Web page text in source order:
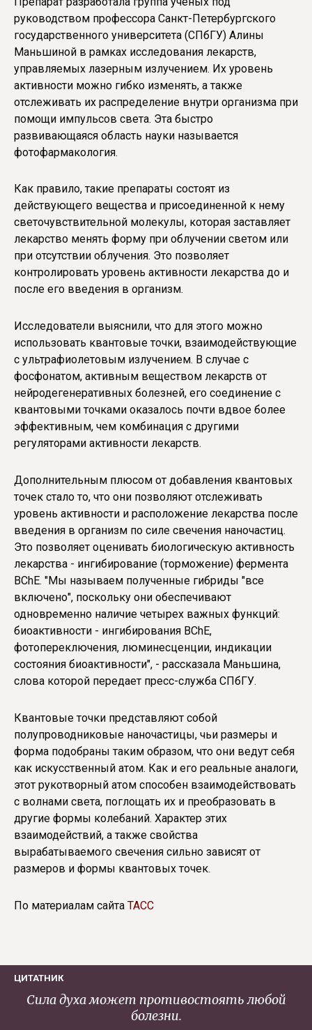
руководством профессора Санкт-Петербургского
государственного университета (СПбГУ) Алины
Маньшиной в рамках исследования лекарств,
управляемых лазерным излучением. Их уровень
активности можно гибко изменять, а также
отслеживать их распределение внутри организма при
помощи импульсов света. Эта быстро
развивающаяся область науки называется
фотофармакология.
Как правило, такие препараты состоят из
действующего вещества и присоединенной к нему
светочувствительной молекулы, которая заставляет
лекарство менять форму при облучении светом или
при отсутствии облучения. Это позволяет
контролировать уровень активности лекарства до и
после его введения в организм.
Исследователи выяснили, что для этого можно
использовать квантовые точки, взаимодействующие
с ультрафиолетовым излучением. В случае с
фосфонатом, активным веществом лекарств от
нейродегенеративных болезней, его соединение с
квантовыми точками оказалось почти вдвое более
эффективным, чем комбинация с другими
регуляторами активности лекарств.
Дополнительным плюсом от добавления квантовых
точек стало то, что они позволяют отслеживать
уровень активности и расположение лекарства после
введения в организм по силе свечения наночастиц.
Это позволяет оценивать биологическую активность
лекарства - ингибирование (торможение) фермента
BChE. "Мы называем полученные гибриды "все
включено", поскольку они обеспечивают
одновременно наличие четырех важных функций:
биоактивности - ингибирования BChE,
фотопереключения, люминесценции, индикации
состояния биоактивности", - рассказала Маньшина,
слова которой передает пресс-служба СПбГУ.
Квантовые точки представляют собой
полупроводниковые наночастицы, чьи размеры и
форма подобраны таким образом, что они ведут себя
как искусственный атом. Как и его реальные аналоги,
этот рукотворный атом способен взаимодействовать
с волнами света, поглощать их и преобразовать в
другие формы колебаний. Характер этих
взаимодействий, а также свойства
вырабатываемого свечения сильно зависят от
размеров и формы квантовых точек.
По материалам сайта ТАСС
ЦИТАТНИК
Сила духа может противостоять любой
болезни.